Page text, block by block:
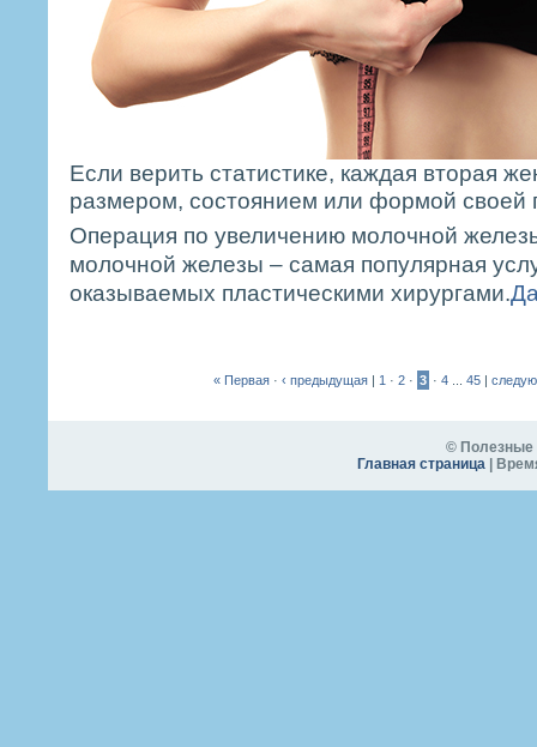
Если верить статистике, каждая вторая
размером, состоянием или формой своей
Операция по увеличению молочной
молочной железы – самая популярная
оказываемых пластическими хирургами.
« Первая· ‹ предыдущая| 1· 2· 3 · 4... 45|
© Полезные
Главная страница |